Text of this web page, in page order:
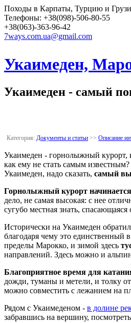
Походы в Карпаты, Турцию и
Телефоны: +38(098)-506-80-55
+38(063)-363-96-42
7ways.com.ua@gmail.com
Укаимеден,
Укаимеден - самый
Категория: Документы и статьи >> Описание
Укаимеден - горнолыжный курорт,
как ему не стать самым
Укаимеден, надо сказать, самый
Горнолыжный курорт
дело, не самая высокая: с нее
сугубо местная знать,
Исторически на Укаимеден
благодаря чему это единственный
пределы Марокко, и зимой здесь
направлений. Здесь можно и
Благоприятное время для
дожди, туманы и метели, и толку
можно совместить с лежанием на
Рядом с Укаимеденом - в долине
забравшись на вершину,